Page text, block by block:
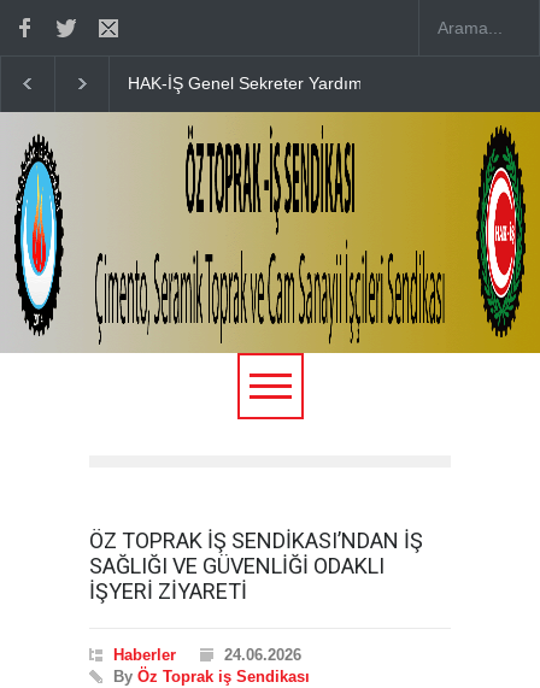
HAK-İŞ Genel Sekreter Yardımcısı Fatma Zengin’in
ÖZ TOPRAK İŞ SENDİKASI’NDAN İŞ
SAĞLIĞI VE GÜVENLİĞİ ODAKLI
İŞYERİ ZİYARETİ
Haberler
24.06.2026
By Öz Toprak iş Sendikası